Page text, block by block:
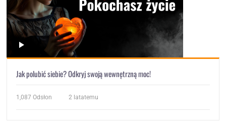
Jak polubić siebie? Odkryj swoją wewnętrzną moc!
1,087 Odsłon 2 latatemu